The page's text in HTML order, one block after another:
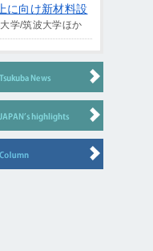
に向け新材料設
学/筑波大学ほか